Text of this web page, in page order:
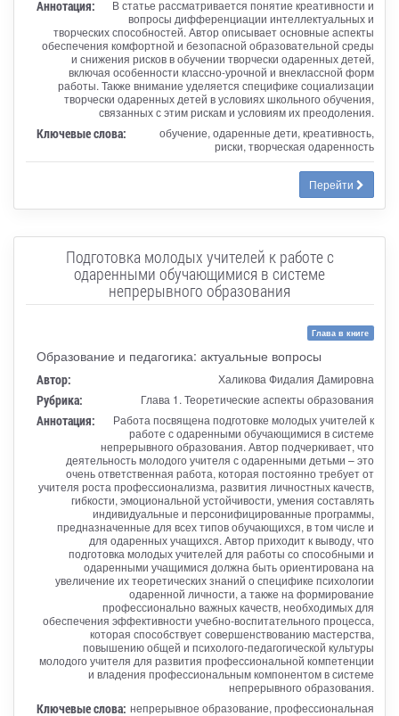
Аннотация:
В статье рассматривается понятие креативности и
вопросы дифференциации интеллектуальных и
творческих способностей. Автор описывает основные аспекты
обеспечения комфортной и безопасной образовательной среды
и снижения рисков в обучении творчески одаренных детей,
включая особенности классно-урочной и внеклассной форм
работы. Также внимание уделяется специфике социализации
творчески одаренных детей в условиях школьного обучения,
связанных с этим рискам и условиям их преодоления.
Ключевые слова:
обучение, одаренные дети, креативность,
риски, творческая одаренность
Перейти
Подготовка молодых учителей к работе с
одаренными обучающимися в системе
непрерывного образования
Глава в книге
Образование и педагогика: актуальные вопросы
Автор: Халикова Фидалия Дамировна
Рубрика: Глава 1. Теоретические аспекты образования
Аннотация:
Работа посвящена подготовке молодых учителей к
работе с одаренными обучающимися в системе
непрерывного образования. Автор подчеркивает, что
деятельность молодого учителя с одаренными детьми – это
очень ответственная работа, которая постоянно требует от
учителя роста профессионализма, развития личностных качеств,
гибкости, эмоциональной устойчивости, умения составлять
индивидуальные и персонифицированные программы,
предназначенные для всех типов обучающихся, в том числе и
для одаренных учащихся. Автор приходит к выводу, что
подготовка молодых учителей для работы со способными и
одаренными учащимися должна быть ориентирована на
увеличение их теоретических знаний о специфике психологии
одаренной личности, а также на формирование
профессионально важных качеств, необходимых для
обеспечения эффективности учебно-воспитательного процесса,
которая способствует совершенствованию мастерства,
повышению общей и психолого-педагогической культуры
молодого учителя для развития профессиональной компетенции
и владения профессиональным компонентом в системе
непрерывного образования.
Ключевые слова: непрерывное образование, профессиональная